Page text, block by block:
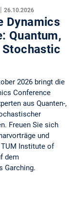
|26.10.2026
Dynamics
Quantum,
2026 bringt die
Conference
aus Quanten-,
Freuen Sie sich
und
Institute of
dem
Garching.